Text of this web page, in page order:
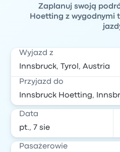
Zaplanuj swoją
Hoetting z wygodnymi
Wyjazd z
Przyjazd do
Data
Pasażerowie